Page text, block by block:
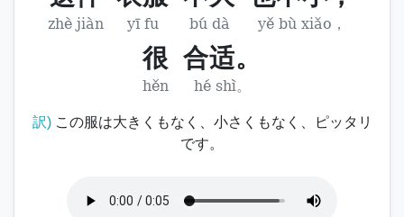
zhè jiàn yī fu bú dà yě bù xiǎo，
很 合适。
hěn hé shì。
訳)この服は大きくもなく、小さくもなく、ピッタリ
です。